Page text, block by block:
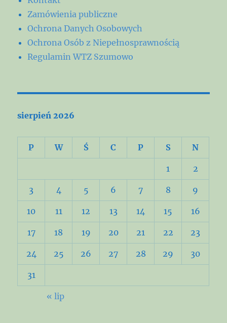
Zamówienia publiczne
Ochrona Danych Osobowych
Ochrona Osób z Niepełnosprawnością
Regulamin WTZ Szumowo
sierpień 2026
P W Ś C P S N
1 2
3 4 5 6 7 8 9
10 11 12 13 14 15 16
17 18 19 20 21 22 23
24 25 26 27 28 29 30
31
« lip